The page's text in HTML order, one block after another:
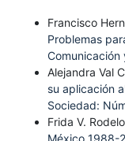
Francisco
Problemas
Comunicación
Alejandra Val
su aplicación
Sociedad:
Frida V.
México 1988-